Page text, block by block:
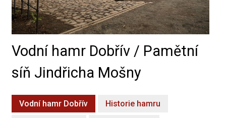
Vodní hamr Dobřív / Pamětní
síň Jindřicha Mošny
Vodní hamr Dobřív Historie hamru